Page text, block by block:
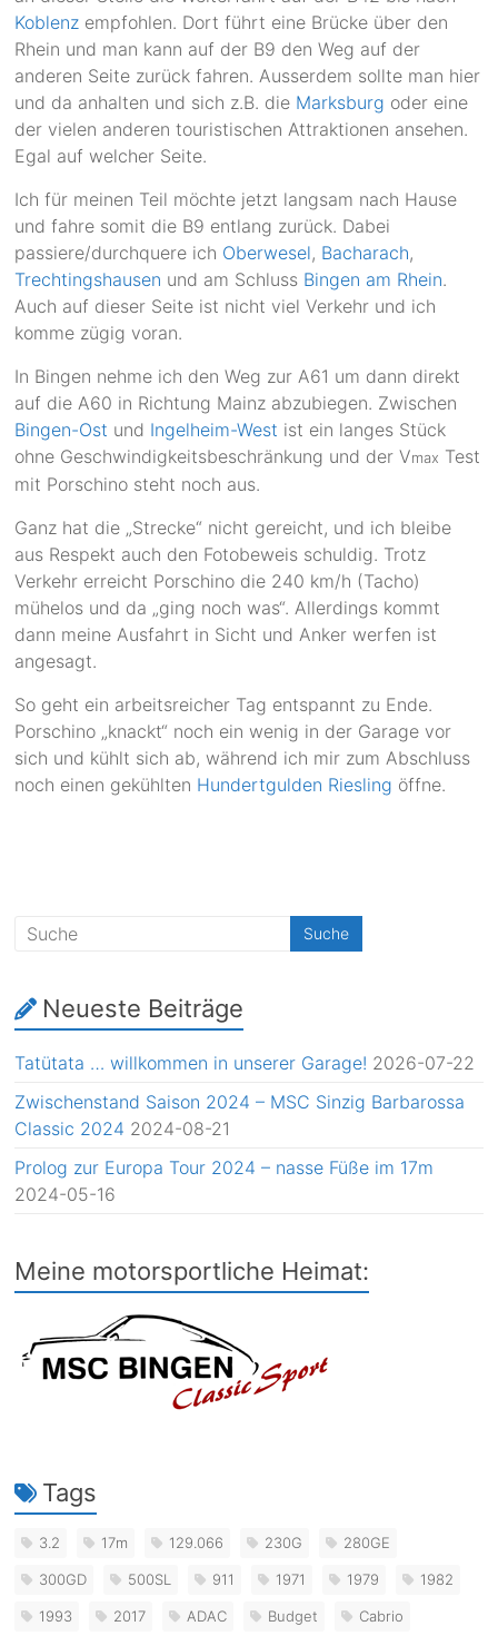
Koblenz empfohlen. Dort führt eine Brücke über den
Rhein und man kann auf der B9 den Weg auf der
anderen Seite zurück fahren. Ausserdem sollte man hier
und da anhalten und sich z.B. die Marksburg oder eine
der vielen anderen touristischen Attraktionen ansehen.
Egal auf welcher Seite.
Ich für meinen Teil möchte jetzt langsam nach Hause
und fahre somit die B9 entlang zurück. Dabei
passiere/durchquere ich Oberwesel, Bacharach,
Trechtingshausen und am Schluss Bingen am Rhein.
Auch auf dieser Seite ist nicht viel Verkehr und ich
komme zügig voran.
In Bingen nehme ich den Weg zur A61 um dann direkt
auf die A60 in Richtung Mainz abzubiegen. Zwischen
Bingen-Ost und Ingelheim-West ist ein langes Stück
ohne Geschwindigkeitsbeschränkung und der Vmax Test
mit Porschino steht noch aus.
Ganz hat die „Strecke“ nicht gereicht, und ich bleibe
aus Respekt auch den Fotobeweis schuldig. Trotz
Verkehr erreicht Porschino die 240 km/h (Tacho)
mühelos und da „ging noch was“. Allerdings kommt
dann meine Ausfahrt in Sicht und Anker werfen ist
angesagt.
So geht ein arbeitsreicher Tag entspannt zu Ende.
Porschino „knackt“ noch ein wenig in der Garage vor
sich und kühlt sich ab, während ich mir zum Abschluss
noch einen gekühlten Hundertgulden Riesling öffne.
Neueste Beiträge
Tatütata … willkommen in unserer Garage! 2026-07-22
Zwischenstand Saison 2024 – MSC Sinzig Barbarossa
Classic 2024 2024-08-21
Prolog zur Europa Tour 2024 – nasse Füße im 17m
2024-05-16
Meine motorsportliche Heimat:
Tags
3.2 17m 129.066 230G 280GE
300GD 500SL 911 1971 1979 1982
1993 2017 ADAC Budget Cabrio